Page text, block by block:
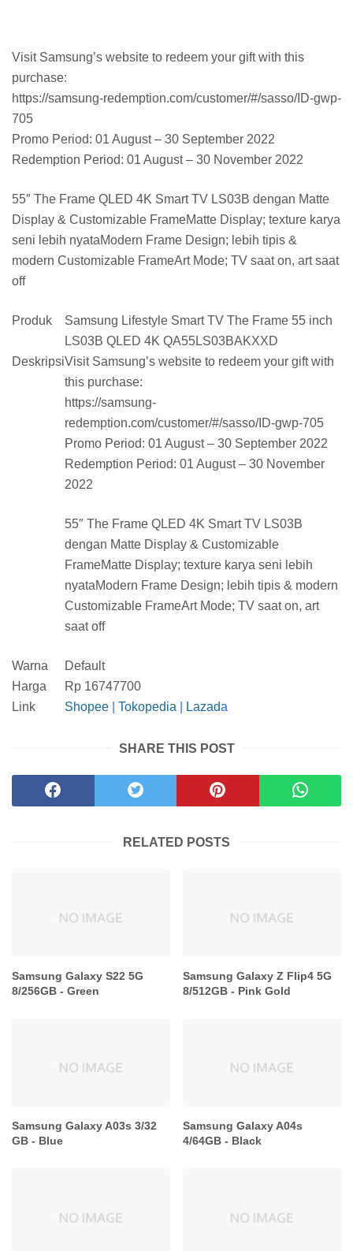
Visit Samsung’s website to redeem your gift with this
purchase:
https://samsung-redemption.com/customer/#/sasso/ID-gwp-
705
Promo Period: 01 August – 30 September 2022
Redemption Period: 01 August – 30 November 2022
55″ The Frame QLED 4K Smart TV LS03B dengan Matte
Display & Customizable FrameMatte Display; texture karya
seni lebih nyataModern Frame Design; lebih tipis &
modern Customizable FrameArt Mode; TV saat on, art saat
off
Produk
Samsung Lifestyle Smart TV The Frame 55 inch
LS03B QLED 4K QA55LS03BAKXXD
DeskripsiVisit Samsung’s website to redeem your gift with
this purchase:
https://samsung-
redemption.com/customer/#/sasso/ID-gwp-705
Promo Period: 01 August – 30 September 2022
Redemption Period: 01 August – 30 November
2022
55″ The Frame QLED 4K Smart TV LS03B
dengan Matte Display & Customizable
FrameMatte Display; texture karya seni lebih
nyataModern Frame Design; lebih tipis & modern
Customizable FrameArt Mode; TV saat on, art
saat off
Warna
Default
Harga
Rp 16747700
Link
Shopee Tokopedia Lazada
SHARE THIS POST
RELATED POSTS
Samsung Galaxy S22 5G
8/256GB - Green
Samsung Galaxy Z Flip4 5G
8/512GB - Pink Gold
Samsung Galaxy A03s 3/32
GB - Blue
Samsung Galaxy A04s
4/64GB - Black